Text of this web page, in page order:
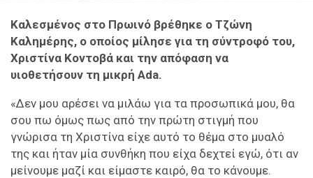
Καλεσμένος στο Πρωινό βρέθηκε ο Τζώνη
Καλημέρης, ο οποίος μίλησε για τη σύντροφό του,
Χριστίνα Κοντοβά και την απόφαση να
υιοθετήσουν τη μικρή Ada.
«Δεν μου αρέσει να μιλάω για τα προσωπικά μου, θα
σου πω όμως πως από την πρώτη στιγμή που
γνώρισα τη Χριστίνα είχε αυτό το θέμα στο μυαλό
της και ήταν μία συνθήκη που είχα δεχτεί εγώ, ότι αν
μείνουμε μαζί και είμαστε καιρό, θα το κάνουμε.